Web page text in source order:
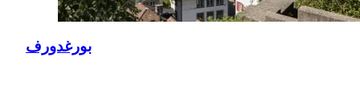
بورغدورف